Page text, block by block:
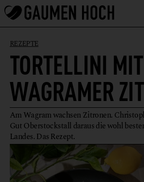
REZEPTE
TORTELLINI MIT
WAGRAMER
Am Wagram wachsen Zitronen.
Gut Oberstockstall daraus die wohl
Landes. Das Rezept.